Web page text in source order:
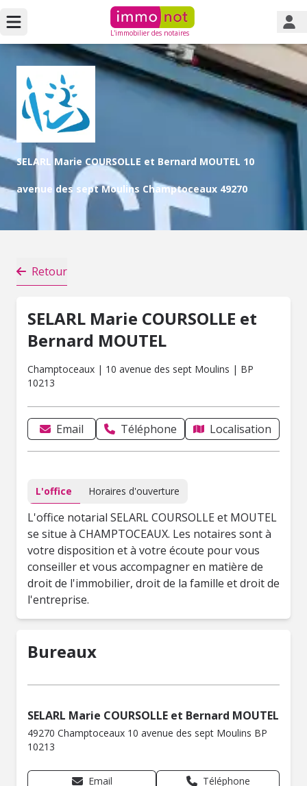
L'immobilier des notaires
SELARL Marie COURSOLLE et Bernard MOUTEL 10
avenue des sept Moulins Champtoceaux 49270
Retour
SELARL Marie COURSOLLE et
Bernard MOUTEL
Champtoceaux | 10 avenue des sept Moulins | BP
10213
Email Téléphone Localisation
L'office Horaires d'ouverture
L'office notarial SELARL COURSOLLE et MOUTEL
se situe à CHAMPTOCEAUX. Les notaires sont à
votre disposition et à votre écoute pour vous
conseiller et vous accompagner en matière de
droit de l'immobilier, droit de la famille et droit de
l'entreprise.
Bureaux
SELARL Marie COURSOLLE et Bernard MOUTEL
49270 Champtoceaux 10 avenue des sept Moulins BP
10213
Email Téléphone